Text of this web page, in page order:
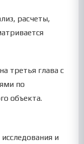
расчеты,
третья глава с
по
объекта.
и